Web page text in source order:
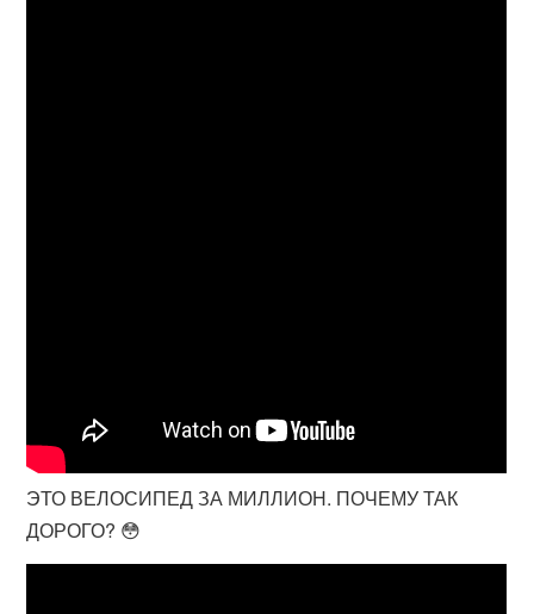
ЭТО ВЕЛОСИПЕД ЗА МИЛЛИОН. ПОЧЕМУ ТАК
ДОРОГО? 😳